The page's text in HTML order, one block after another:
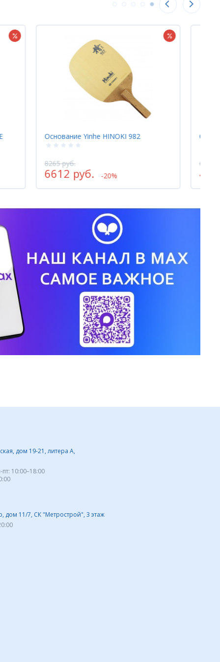
Основание Yinhe HINOKI 982
8265 руб.
6612 руб. -20%
6235
дом 19-21, литера А,
пт: 10:00–18:00
дом 11/7, СК "Метрострой", 3 этаж